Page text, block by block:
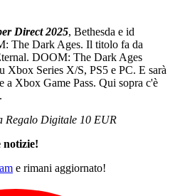
Direct 2025, Bethesda e id
The Dark Ages. Il titolo fa da
DOOM: The Dark Ages
Xbox Series X/S, PS5 e PC. E sarà
a Xbox Game Pass. Qui sopra c'è
Regalo Digitale 10 EUR
notizie!
e rimani aggiornato!